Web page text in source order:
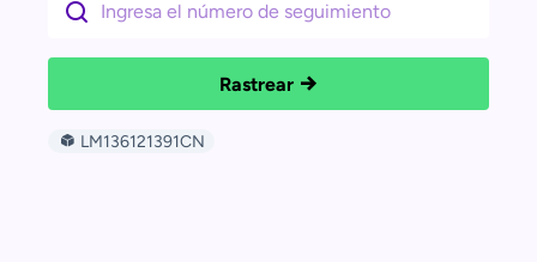
Rastrear
LM136121391CN